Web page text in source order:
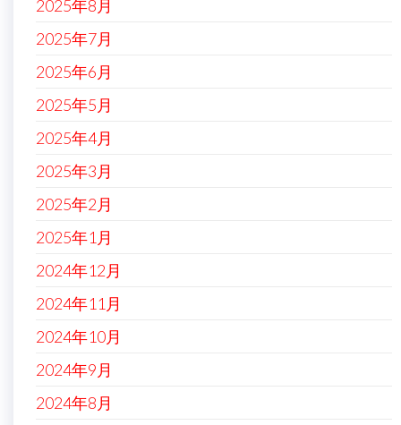
2025年8月
2025年7月
2025年6月
2025年5月
2025年4月
2025年3月
2025年2月
2025年1月
2024年12月
2024年11月
2024年10月
2024年9月
2024年8月